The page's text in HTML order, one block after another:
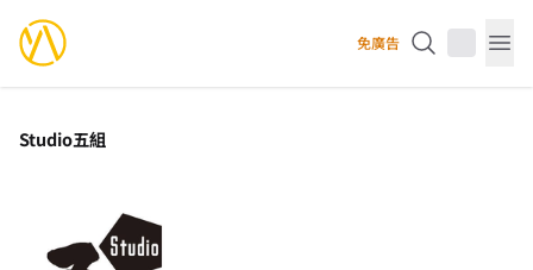
YourAnimes 你的動畫 免廣告
Studio五組